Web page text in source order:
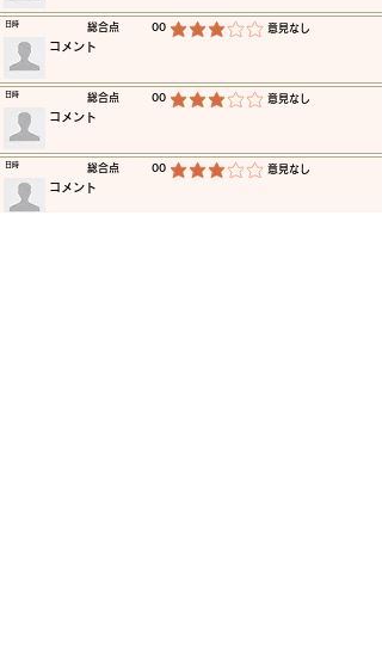
​総合点 00 平均評価 3 /5 ​意見なし
​日時
​コメント
​総合点 00 平均評価 3 /5 ​意見なし
​日時
​コメント
​総合点 00 平均評価 3 /5 ​意見なし
​日時
​コメント